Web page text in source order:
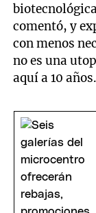
comentó, y
con menos
no es una
aquí a 10 años.